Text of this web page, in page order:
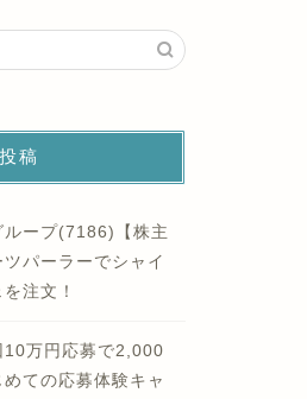
稿
ループ(7186)【株主
パーラーでシャイ
注文！
10万円応募で2,000
ての応募体験キャ